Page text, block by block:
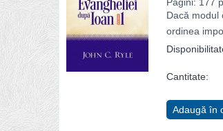
Pagini: 177
Dacă modul
ordinea
Cantitate:
Adaugă în